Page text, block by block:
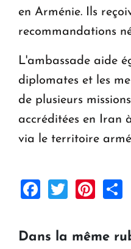
en Arménie. Ils
recommandations
L'ambassade aide
diplomates et les
de plusieurs
accréditées en Iran
via le territoire
Facebook
Twitter
Dans la même